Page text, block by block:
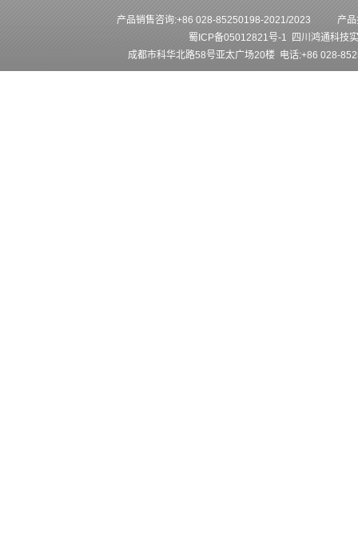
产品销售咨询:+86 028-85250198-2021/2023
产
蜀ICP备05012821号-1 四川鸿通科技
成都市科华北路58号亚太广场20楼 电话:+86 028-